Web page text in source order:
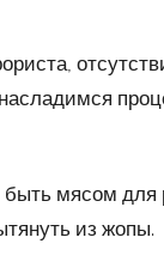
мясом для
из жопы.